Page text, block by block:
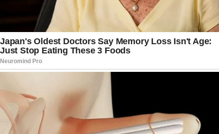
investigados por suposta disseminação de
desinformação e ataques às instituições
democráticas.
Na época, Moraes ressaltou que empresas que
oferecem serviços no Brasil devem cumprir a
legislação nacional e respeitar decisões do Poder
Judiciário, independentemente de sua sede estar
localizada no exterior.